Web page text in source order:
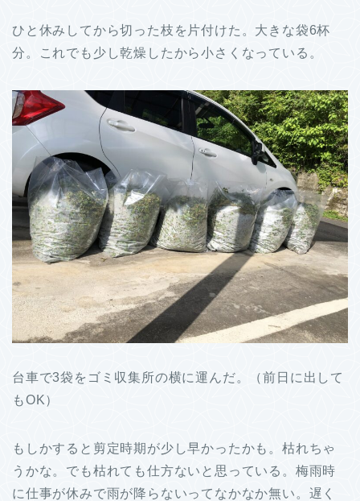
ひと休みしてから切った枝を片付けた。大きな袋6杯
分。これでも少し乾燥したから小さくなっている。
台車で3袋をゴミ収集所の横に運んだ。（前日に出して
もOK）
もしかすると剪定時期が少し早かったかも。枯れちゃ
うかな。でも枯れても仕方ないと思っている。梅雨時
に仕事が休みで雨が降らないってなかなか無い。遅く